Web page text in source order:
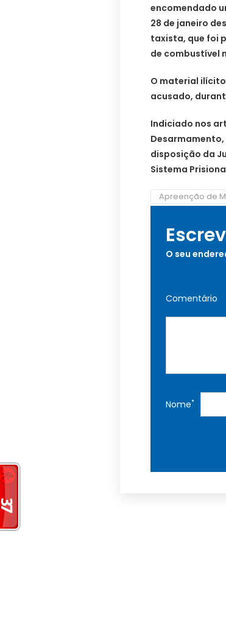
encomendado
28 de janeiro
taxista, que foi
de combustível
O material
acusado,
Indiciado nos
disposição da
Sistema
Apreenção de
O seu
Comentário
Nome*